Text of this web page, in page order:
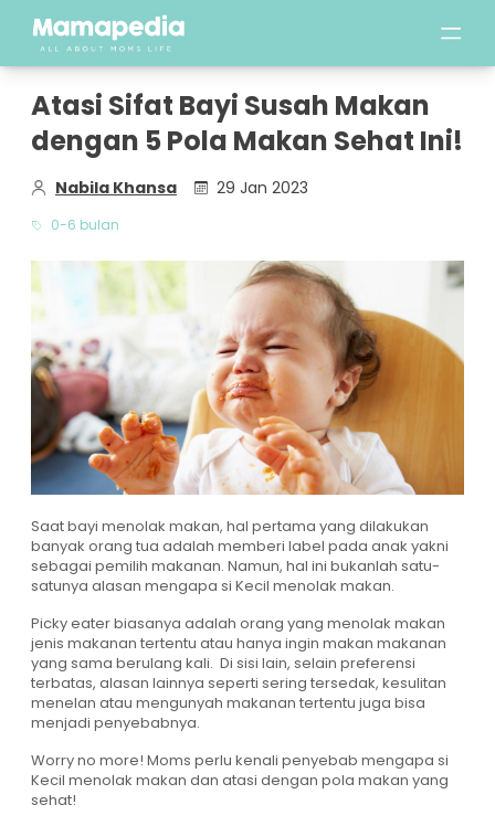
Atasi Sifat Bayi Susah Makan
dengan 5 Pola Makan Sehat Ini!
Nabila Khansa 29 Jan 2023
0-6 bulan
Saat bayi menolak makan, hal pertama yang dilakukan
banyak orang tua adalah memberi label pada anak yakni
sebagai pemilih makanan. Namun, hal ini bukanlah satu-
satunya alasan mengapa si Kecil menolak makan.
Picky eater biasanya adalah orang yang menolak makan
jenis makanan tertentu atau hanya ingin makan makanan
yang sama berulang kali. Di sisi lain, selain preferensi
terbatas, alasan lainnya seperti sering tersedak, kesulitan
menelan atau mengunyah makanan tertentu juga bisa
menjadi penyebabnya.
Worry no more! Moms perlu kenali penyebab mengapa si
Kecil menolak makan dan atasi dengan pola makan yang
sehat!